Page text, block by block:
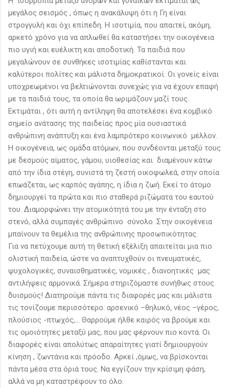
μεγάλος σεισμός , όπως η ανακάλυψη ότι η Γη είναι
στρογγυλή και όχι επίπεδη. Η ισοτιμία, που απαιτεί, ακόμη,
αρκετό χρόνο για να απλωθεί θα καταστήσει την οικογένεια
πιο υγιή και ευέλικτη και αποδοτική. Τα παιδιά που
μεγαλώνουν σε συνθήκες ισοτιμίας καθίστανται και
καλύτεροι πολίτες και μάλιστα δημοκρατικοί. Οι γονείς είναι
υποχρεωμένοι να βελτιώνονται συνεχώς για να έχουν επαφή
με τα παιδιά τους, τα οποία θα ωριμάζουν μαζί τους.
Εκτιμάται , ότι αυτή η αντίληψη θα αποτελέσει ένα κομβικό
σημείο ανάτασης της παιδείας προς μία ουσιαστικά
ανθρώπινη ανάπτυξη και ένα λαμπρότερο κοινωνικό μέλλον.
Η οικογένεια, ως ομάδα ατόμων, που συνδέονται μεταξύ τους
με δεσμούς αίματος, γάμου, υιοθεσίας και διαμένουν κάτω
από την ίδια στέγη, συνιστά τη ζεστή οικοφωλεά, στην οποία
επωάζεται, ως καρπός αγάπης, η ίδια η ζωή. Εκεί το άτομο
δημιουργεί τα πρώτα και πιο σταθερά ριζώματα του εαυτού
του. Διαμορφώνει την ατομικότητά του με την ένταξη στο
στενό, αλλά συμπαγές ανθρώπινο σύνολο. Στην οικογένεια
μπαίνουν τα θεμέλια της ανθρώπινης προσωπικότητας.
Για να πετύχουμε αυτή τη θετική εξέλιξη απαιτείται μια πιο
ολιστική παιδεία, ώστε να αναπτυχθούν οι πνευματικές,
ψυχολογικές, συναισθηματικές, νομικές , διανοητικές μας
αντιλήψεις αρμονικά. Σήμερα στηριζόμαστε συνήθως στους
δυισμούς! Διατηρούμε πάντα τις διαφορές μας και μάλιστα
τις τονίζουμε περισσότερο: αρσενικό –θηλυκό, νέος –γέρος,
πλούσιος -πτωχός,… Θαρρούμε ήλθε καιρός να βρούμε και
τις ομοιότητες μεταξύ μας, που μας φέρνουν πιο κοντά. Οι
διαφορές είναι απολύτως απαραίτητες γιατί δημιουργούν
κίνηση , ζωντάνια και πρόοδο. Αρκεί ,όμως, να βρίσκονται
πάντα μέσα στα όριά τους. Να εγγίζουν την κρίσιμη φάση,
αλλά να μη καταστρέφουν το όλο.